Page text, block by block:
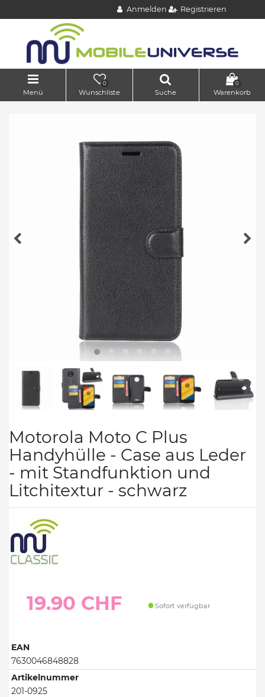
Anmelden Registrieren
Menü
0
Wunschliste Suche
0
Warenkorb
Motorola Moto C Plus
Handyhülle - Case aus Leder
- mit Standfunktion und
Litchitextur - schwarz
19.90 CHF Sofort verfügbar
EAN
7630046848828
Artikelnummer
201-0925